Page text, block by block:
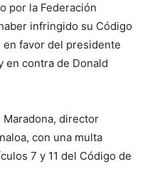
por la Federación
infringido su Código
en favor del presidente
en contra de Donald
Maradona, director
con una multa
7 y 11 del Código de